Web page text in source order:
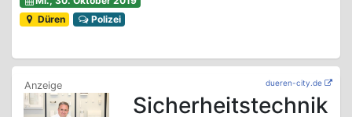
Düren
Polizei
dueren-city.de
Sicherheitstechnik